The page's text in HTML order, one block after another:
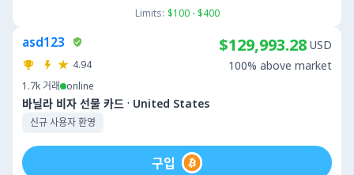
Limits: $100 - $400
asd123
4.94
1.7k 거래 online
바닐라 비자 선물 카드 · United States
신규 사용자 환영
$129,993.28 USD
100% above market
구입